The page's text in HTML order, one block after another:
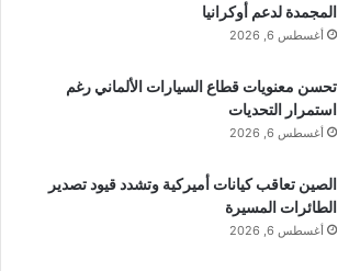
المجمدة لدعم أوكرانيا
أغسطس 6, 2026
تحسن معنويات قطاع السيارات الألماني رغم
استمرار التحديات
أغسطس 6, 2026
الصين تعاقب كيانات أميركية وتشدد قيود تصدير
الطائرات المسيرة
أغسطس 6, 2026